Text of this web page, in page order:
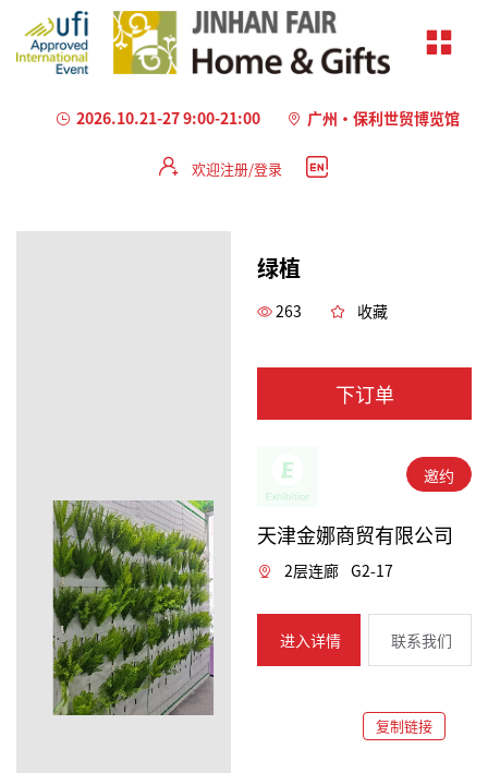
2026.10.21-27 9:00-21:00 广州·保利世贸博览馆
欢迎注册/登录
绿植
263 收藏
下订单
邀约
天津金娜商贸有限公司
2层连廊 G2-17
进入详情 联系我们
复制链接